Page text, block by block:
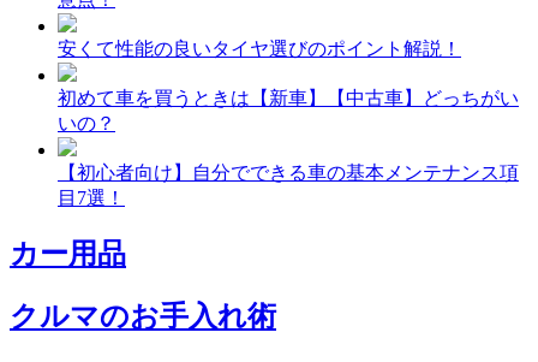
安くて性能の良いタイヤ選びのポイント解説！
初めて車を買うときは【新車】【中古車】どっちがい
いの？
【初心者向け】自分でできる車の基本メンテナンス項
目7選！
カー用品
クルマのお手入れ術